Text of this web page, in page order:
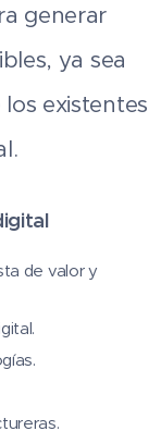
generar
ya sea
existentes
de valor y